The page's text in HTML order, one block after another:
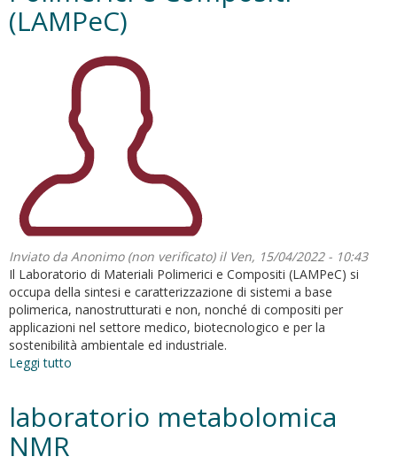
(LAMPeC)
Inviato da Anonimo (non verificato)il Ven, 15/04/2022 - 10:43
Il Laboratorio di Materiali Polimerici e Compositi (LAMPeC) si
occupa della sintesi e caratterizzazione di sistemi a base
polimerica, nanostrutturati e non, nonché di compositi per
applicazioni nel settore medico, biotecnologico e per la
sostenibilità ambientale ed industriale.
Leggi tutto
Polimerici
laboratorio metabolomica
NMR